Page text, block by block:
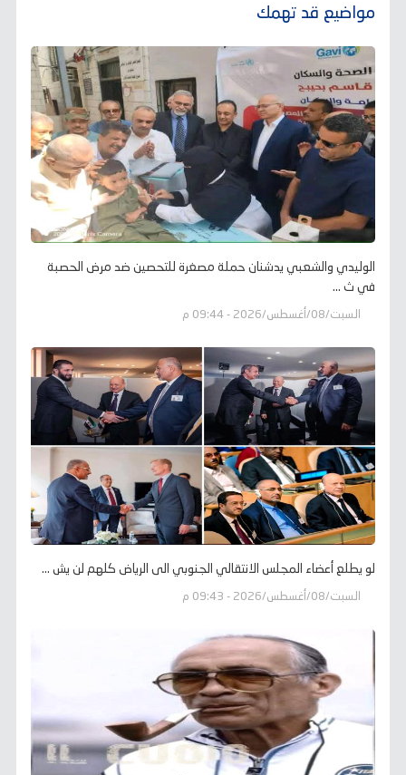
مواضيع قد تهمك
الوليدي والشعبي يدشنان حملة مصغرة للتحصين ضد مرض الحصبة
في ث ...
السبت/08/أغسطس/2026 - 09:44 م
لو يطلع أعضاء المجلس الانتقالي الجنوبي الى الرياض كلهم لن يش ...
السبت/08/أغسطس/2026 - 09:43 م